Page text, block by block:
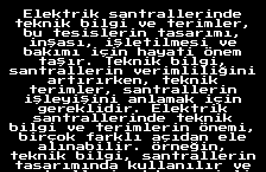
Elektrik santrallerinde
teknik bilgi ve terimler,
bu tesislerin tasarımı,
inşası, işletilmesi ve
bakımı için hayati önem
taşır. Teknik bilgi,
santrallerin verimliliğini
artırırken, teknik
terimler, santrallerin
işleyişini anlamak için
gereklidir. Elektrik
santrallerinde teknik
bilgi ve terimlerin önemi,
birçok farklı açıdan ele
alınabilir. Örneğin,
teknik bilgi, santrallerin
tasarımında kullanılır ve